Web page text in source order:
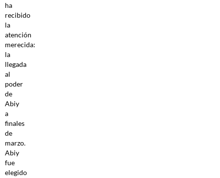
ha
recibido
la
atención
merecida:
la
llegada
al
poder
de
Abiy
a
finales
de
marzo.
Abiy
fue
elegido